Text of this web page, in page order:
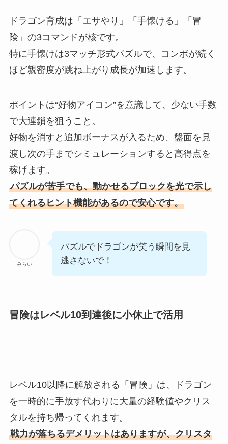
ドラゴン育成は「エサやり」「手懐ける」「冒
険」の3コマンドが核です。
特に手懐けは3マッチ形式パズルで、コンボが続く
ほど親密度が跳ね上がり成長が加速します。
ポイントは“好物アイコン”を意識して、少ない手数
で大連鎖を狙うこと。
好物を消すと追加ボーナスが入るため、盤面を見
渡し次の手までシミュレーションすると高得点を
稼げます。
パズルが苦手でも、動かせるブロックを光で示し
てくれるヒント機能があるので安心です。
みらい
パズルでドラゴンが笑う瞬間を見
逃さないで！
冒険はレベル10到達後に小休止で活用
レベル10以降に解放される「冒険」は、ドラゴン
を一時的に手放す代わりに大量の経験値やクリス
タルを持ち帰ってくれます。
戦力が落ちるデメリットはありますが、クリスタ